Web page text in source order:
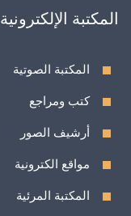
المكتبة الإلكترونية
المكتبة الصوتية
كتب ومراجع
أرشيف الصور
مواقع الكترونية
المكتبة المرئية